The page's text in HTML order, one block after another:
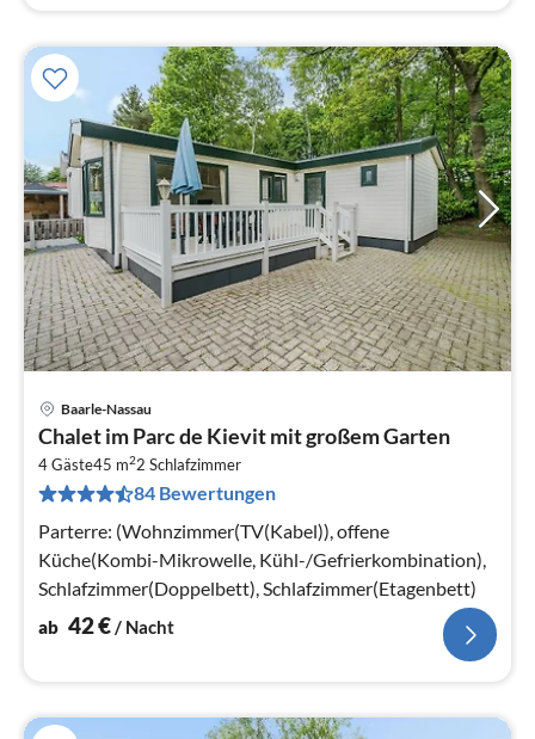
Baarle-Nassau
Chalet im Parc de Kievit mit großem Garten
4 Gäste45 m22 Schlafzimmer
84 Bewertungen
Parterre: (Wohnzimmer(TV(Kabel)), offene
Küche(Kombi-Mikrowelle, Kühl-/Gefrierkombination),
Schlafzimmer(Doppelbett), Schlafzimmer(Etagenbett)
ab 42€/ Nacht